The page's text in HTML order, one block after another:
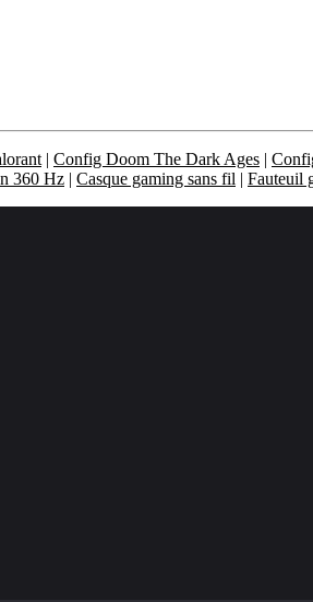
| Config Doom The Dark Ages |
360 Hz | Casque gaming sans fil | Fauteuil